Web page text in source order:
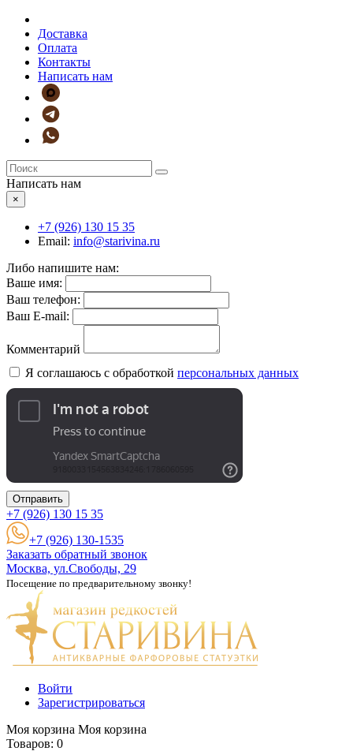
Доставка
Оплата
Контакты
Написать нам
Написать нам
×
+7 (926) 130 15 35
Email: info@starivina.ru
Либо напишите нам:
Ваше имя:
Ваш телефон:
Ваш E-mail:
Комментарий
Я соглашаюсь с обработкой персональных данных
Отправить
+7 (926) 130 15 35
+7 (926) 130-1535
Заказать обратный звонок
Москва, ул.Свободы, 29
Посещение по предварительному звонку!
Войти
Зарегистрироваться
Моя корзина Моя корзина
Товаров: 0